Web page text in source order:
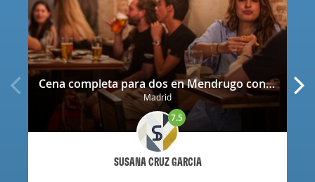
Cena completa para dos en Mendrugo con cerveza artesana incluida
Madrid
SUSANA CRUZ GARCIA
7.5